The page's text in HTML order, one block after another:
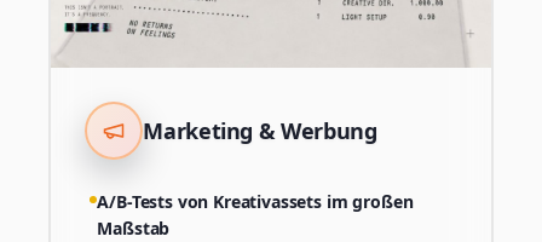
Marketing & Werbung
A/B-Tests von Kreativassets im großen
Maßstab